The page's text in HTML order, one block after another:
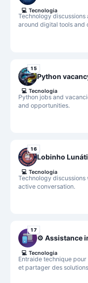
Technology
around digital tools and
💻 Tecnologia
15
Python
Python jobs and
and opportunities.
💻 Tecnologia
16
Lobinho
Technology
active conversation.
💻 Tecnologia
17
⚙️ Assistance
Entraide technique
et partager des
💻 Tecnologia